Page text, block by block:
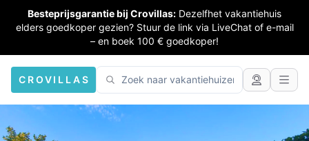
Besteprijsgarantie bij Crovillas: Dezelfhet vakantiehuis
elders goedkoper gezien? Stuur de link via LiveChat of e-mail
– en boek 100 € goedkoper!
CROVILLAS